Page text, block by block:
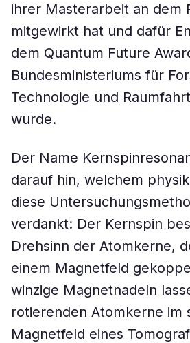
ihrer Masterarbeit an dem
mitgewirkt hat und dafür
dem Quantum Future
Bundesministeriums für
Technologie und
wurde.
Der Name
darauf hin, welchem
diese
verdankt: Der Kernspin
Drehsinn der Atomkerne,
einem Magnetfeld
winzige Magnetnadeln
rotierenden Atomkerne im
Magnetfeld eines